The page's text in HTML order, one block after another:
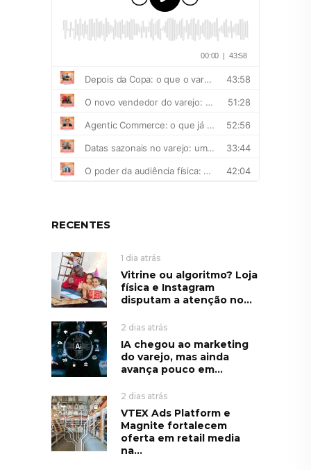
RECENTES
1 dia atrás
Vitrine ou algoritmo? Loja
física e Instagram
disputam a atenção no...
2 dias atrás
IA chegou ao marketing
do varejo, mas ainda
avança pouco em...
2 dias atrás
VTEX Ads Platform e
Magnite fortalecem
oferta em retail media
na...